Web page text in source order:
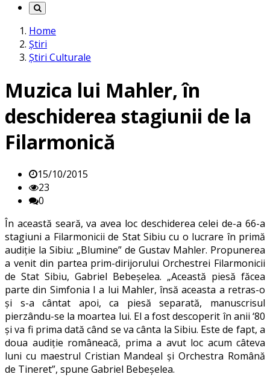
Home
Știri
Știri Culturale
Muzica lui Mahler, în
deschiderea stagiunii de la
Filarmonică
15/10/2015
23
0
În această seară, va avea loc deschiderea celei de-a 66-a
stagiuni a Filarmonicii de Stat Sibiu cu o lucrare în primă
audiție la Sibiu: „Blumine” de Gustav Mahler. Propunerea
a venit din partea prim-dirijorului Orchestrei Filarmonicii
de Stat Sibiu, Gabriel Bebeșelea. „Această piesă făcea
parte din Simfonia I a lui Mahler, însă aceasta a retras-o
și s-a cântat apoi, ca piesă separată, manuscrisul
pierzându-se la moartea lui. El a fost descoperit în anii ‘80
și va fi prima dată când se va cânta la Sibiu. Este de fapt, a
doua audiție româneacă, prima a avut loc acum câteva
luni cu maestrul Cristian Mandeal și Orchestra Română
de Tineret”, spune Gabriel Bebeșelea.